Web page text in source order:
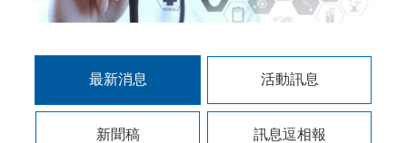
最新消息 活動訊息
新聞稿 訊息逗相報